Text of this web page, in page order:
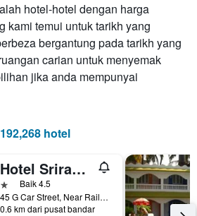
hotel-hotel dengan harga
kami temui untuk tarikh yang
bergantung pada tarikh yang
carian untuk menyemak
jika anda mempunyai
hotel
Hotel Sriram Lodge
1 bintang
Baik 4.5
45 G Car Street, Near Railway Station, Upstairs of Lakshmi Vilas Bank, Besides Bhimas Delux Hotel, Tirupati -, Tirupati, India
0.6 km dari pusat bandar